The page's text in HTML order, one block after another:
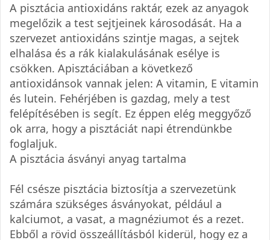
A pisztácia antioxidáns raktár, ezek az anyagok
megelőzik a test sejtjeinek károsodását. Ha a
szervezet antioxidáns szintje magas, a sejtek
elhalása és a rák kialakulásának esélye is
csökken. Apisztáciában a következő
antioxidánsok vannak jelen: A vitamin, E vitamin
és lutein. Fehérjében is gazdag, mely a test
felépítésében is segít. Ez éppen elég meggyőző
ok arra, hogy a pisztáciát napi étrendünkbe
foglaljuk.
A pisztácia ásványi anyag tartalma
Fél csésze pisztácia biztosítja a szervezetünk
számára szükséges ásványokat, például a
kalciumot, a vasat, a magnéziumot és a rezet.
Ebből a rövid összeállításból kiderül, hogy ez a